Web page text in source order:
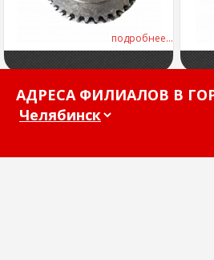
подробнее...
АДРЕСА ФИЛИАЛОВ В